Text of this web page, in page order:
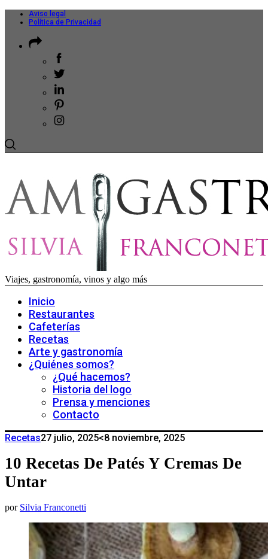
Aviso legal
Política de Privacidad
Viajes, gastronomía, vinos y algo más
Inicio
Restaurantes
Cafeterías
Recetas
Arte y gastronomía
¿Quiénes somos?
¿Qué hacemos?
Historia del logo
Prensa y menciones
Contacto
Recetas27 julio, 2025<8 noviembre, 2025
10 Recetas De Patés Y Cremas De
Untar
por Silvia Franconetti